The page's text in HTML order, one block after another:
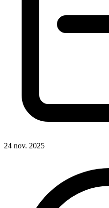
24 nov. 2025